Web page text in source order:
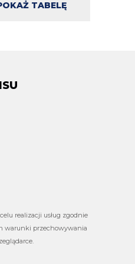
TABELĘ
realizacji usług zgodnie
warunki przechowywania